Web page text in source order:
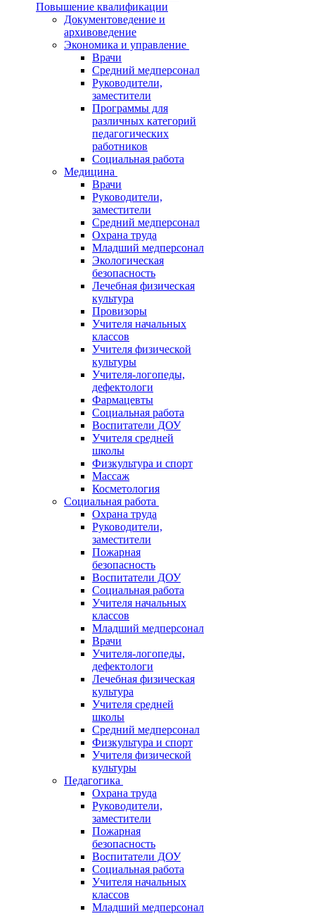
Повышение квалификации
Документоведение и
архивоведение
Экономика и управление
Врачи
Средний медперсонал
Руководители,
заместители
Программы для
различных категорий
педагогических
работников
Социальная работа
Медицина
Врачи
Руководители,
заместители
Средний медперсонал
Охрана труда
Младший медперсонал
Экологическая
безопасность
Лечебная физическая
культура
Провизоры
Учителя начальных
классов
Учителя физической
культуры
Учителя-логопеды,
дефектологи
Фармацевты
Социальная работа
Воспитатели ДОУ
Учителя средней
школы
Физкультура и спорт
Массаж
Косметология
Социальная работа
Охрана труда
Руководители,
заместители
Пожарная
безопасность
Воспитатели ДОУ
Социальная работа
Учителя начальных
классов
Младший медперсонал
Врачи
Учителя-логопеды,
дефектологи
Лечебная физическая
культура
Учителя средней
школы
Средний медперсонал
Физкультура и спорт
Учителя физической
культуры
Педагогика
Охрана труда
Руководители,
заместители
Пожарная
безопасность
Воспитатели ДОУ
Социальная работа
Учителя начальных
классов
Младший медперсонал